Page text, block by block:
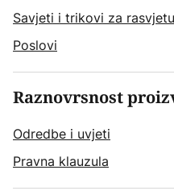
Savjeti i trikovi za rasvjetu
Poslovi
Raznovrsnost
Odredbe i uvjeti
Pravna klauzula